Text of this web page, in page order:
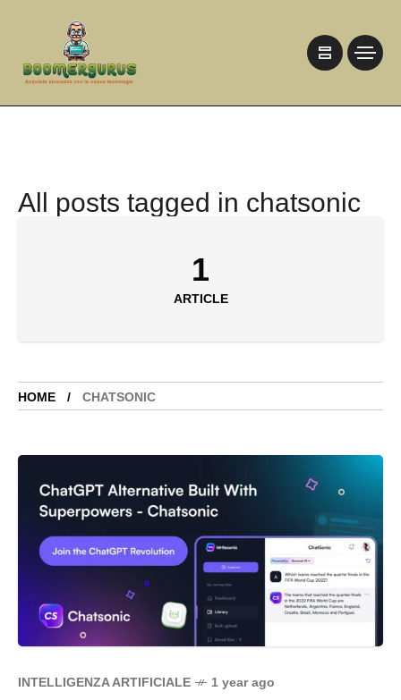
All posts tagged in chatsonic
1
ARTICLE
HOME CHATSONIC
INTELLIGENZA ARTIFICIALE 1 year ago